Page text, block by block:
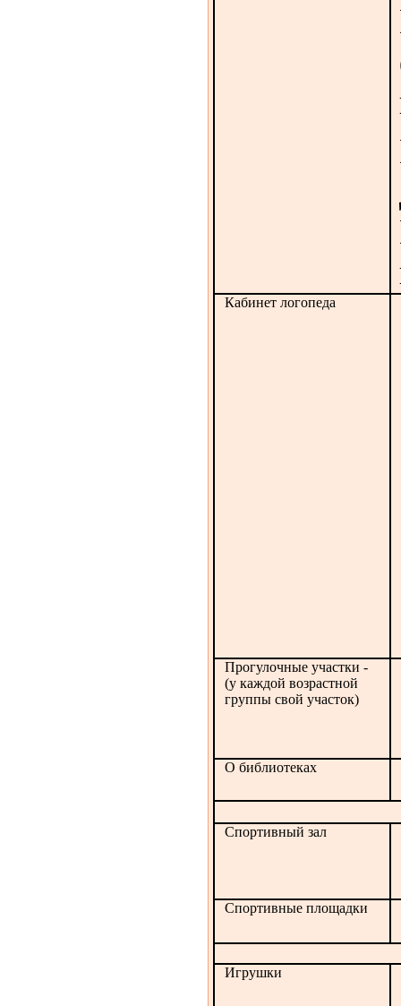
Кабинет логопеда
Прогулочные участки -
(у каждой возрастной
группы свой участок)
О библиотеках
Спортивный зал
Спортивные площадки
Игрушки